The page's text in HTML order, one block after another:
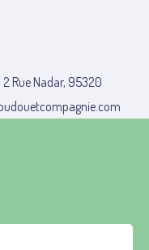
Rue Nadar, 95320